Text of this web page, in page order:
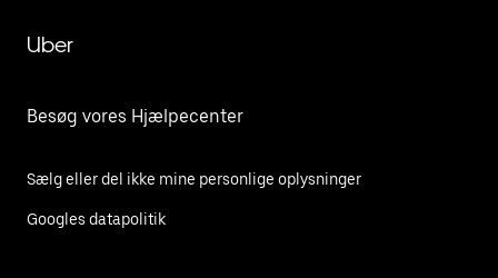
Uber
Besøg vores Hjælpecenter
Sælg eller del ikke mine personlige oplysninger
Googles datapolitik